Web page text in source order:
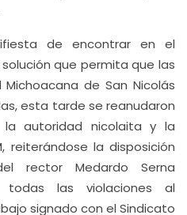
de encontrar en el
que permita que las
de San Nicolás
esta tarde se reanudaron
la autoridad nicolaita y la
reiterándose la disposición
rector Medardo Serna
todas las violaciones al
signado con el Sindicato